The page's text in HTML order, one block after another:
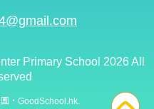
Primary School 2026 All
‧ GoodSchool.hk.